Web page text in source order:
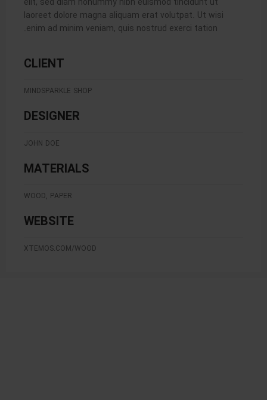
laoreet dolore magna aliquam erat volutpat. Ut wisi
enim ad minim veniam, quis nostrud exerci tation.
CLIENT
MINDSPARKLE SHOP
DESIGNER
JOHN DOE
MATERIALS
WOOD, PAPER
WEBSITE
XTEMOS.COM/WOOD